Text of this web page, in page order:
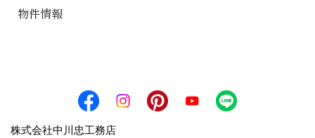
物件情報
株式会社中川忠工務店